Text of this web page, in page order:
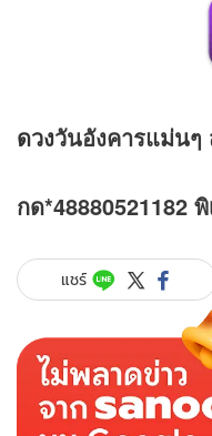
ดวงวันอังคารแม่นๆ
กด*48880521182
แชร์